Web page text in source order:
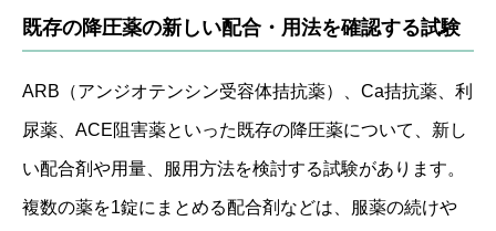
既存の降圧薬の新しい配合・用法を確認する試験
ARB（アンジオテンシン受容体拮抗薬）、Ca拮抗薬、利
尿薬、ACE阻害薬といった既存の降圧薬について、新し
い配合剤や用量、服用方法を検討する試験があります。
複数の薬を1錠にまとめる配合剤などは、服薬の続けや